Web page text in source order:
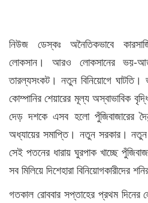
নিউজ ডেস্কঃ অনৈতিকভাবে
লোকসান। আরও লোকসানের ভয়-
তারল্যসংকট। নতুন বিনিয়োগে ঘাটতি।
কোম্পানির শেয়ারের মূল্য অস্বাভাবিক
দেড় দশকে এসব হলো পুঁজিবাজারের
অধ্যায়ের সমাপ্তি। নতুন সরকার।
সেই পতনের ধারায় ঘুরপাক খাচ্ছে
সব মিলিয়ে দিশেহারা বিনিয়োগকারীদের
গতকাল রোববার সপ্তাহের প্রথম দিনের